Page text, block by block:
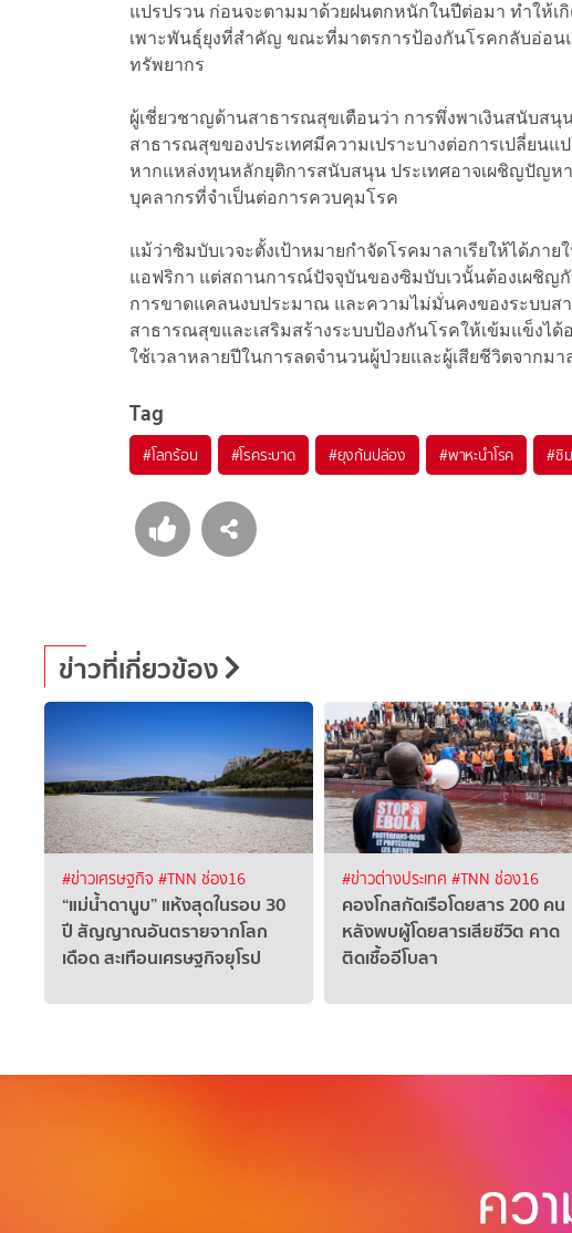
แปรปรวน ก่อนจะตามมาด้วยฝนตกหนักในปีต่อมา ทำให้เ
เพาะพันธุ์ยุงที่สำคัญ ขณะที่มาตรการป้องกันโรคกลับอ่อ
ทรัพยากร
ผู้เชี่ยวชาญด้านสาธารณสุขเตือนว่า การพึ่งพาเงินสนับสนุ
สาธารณสุขของประเทศมีความเปราะบางต่อการเปลี่ยนแ
หากแหล่งทุนหลักยุติการสนับสนุน ประเทศอาจเผชิญปัญ
บุคลากรที่จำเป็นต่อการควบคุมโรค
แม้ว่าซิมบับเวจะตั้งเป้าหมายกำจัดโรคมาลาเรียให้ได้ภา
แอฟริกา แต่สถานการณ์ปัจจุบันของซิมบับเวนั้นต้องเผชิญ
การขาดแคลนงบประมาณ และความไม่มั่นคงของระบบ
สาธารณสุขและเสริมสร้างระบบป้องกันโรคให้เข้มแข็งไ
ใช้เวลาหลายปีในการลดจำนวนผู้ป่วยและผู้เสียชีวิตจากมา
Tag
#โลกร้อน #โรคระบาด #ยุงก้นปล่อง #พาหะนำโรค #ซิ
ข่าวที่เกี่ยวข้อง
#ข่าวเศรษฐกิจ #TNN ช่อง16
“แม่น้ำดานูบ” แห้งสุดในรอบ 30
ปี สัญญาณอันตรายจากโลก
เดือด สะเทือนเศรษฐกิจยุโรป
#ข่าวต่างประเทศ #TNN ช่อง16
คองโกสกัดเรือโดยสาร 200 คน
หลังพบผู้โดยสารเสียชีวิต คาด
ติดเชื้ออีโบลา